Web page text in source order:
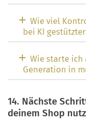
Wie viel
bei KI
Wie starte ich
Generation in
14. Nächste
deinem Shop